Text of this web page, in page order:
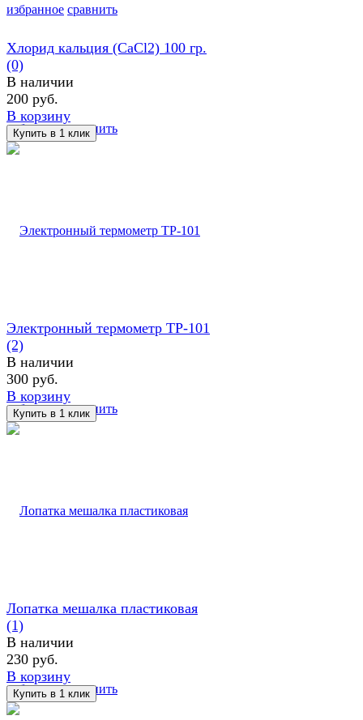
избранное сравнить
избранное сравнить
Хлорид кальция (CaCl2) 100 гр.
(0)
В наличии
200 руб.
В корзину
избранное сравнить
Электронный термометр TP-101
(2)
В наличии
300 руб.
В корзину
избранное сравнить
Лопатка мешалка пластиковая
(1)
В наличии
230 руб.
В корзину